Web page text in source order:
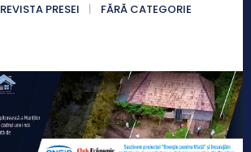
REVISTA PRESEI FĂRĂ CATEGORIE